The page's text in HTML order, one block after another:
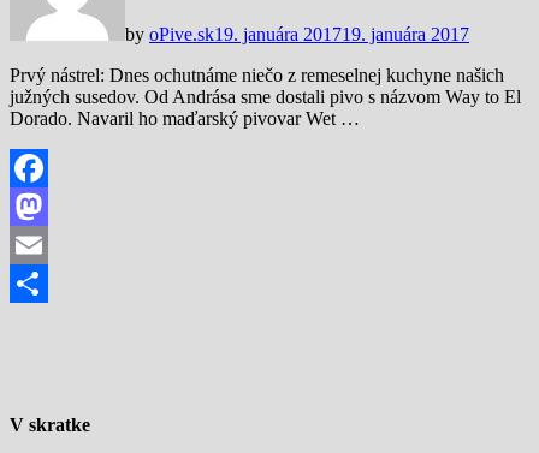
by oPive.sk19. januára 201719. januára 2017
Prvý nástrel: Dnes ochutnáme niečo z remeselnej kuchyne našich
južných susedov. Od Andrása sme dostali pivo s názvom Way to El
Dorado. Navaril ho maďarský pivovar Wet …
Facebook
Mastodon
Email
V skratke